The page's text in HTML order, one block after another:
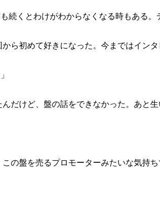
続くとわけがわからなくなる時もある。
ら初めて好きになった。今まではイン
だけど、盤の話をできなかった。あと
の盤を売るプロモーターみたいな気持